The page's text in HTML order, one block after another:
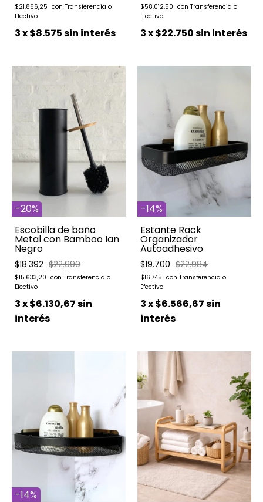
$21.866,25
3x$8.575sin interés
$58.012,50
3x$22.750sin interés
-20%
Escobilla de baño
Metal con Bamboo Ian
Negro
$18.392 $22.990
$15.633,20
3x$6.130,67sin
interés
-14%
Estante Rack
Organizador
Autoadhesivo
$19.700 $22.984
$16.745
3x$6.566,67sin
interés
-14%